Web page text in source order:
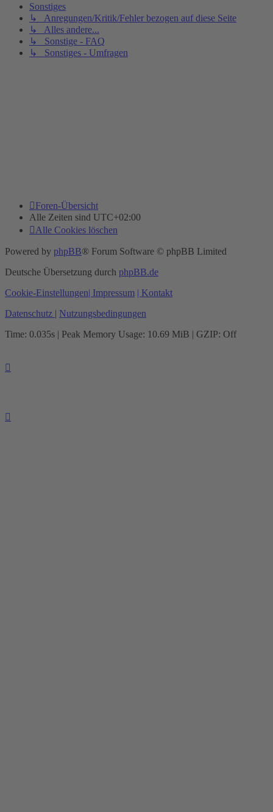
Sonstiges
↳ Anregungen/Kritik/Fehler bezogen auf diese Seite
↳ Alles andere...
↳ Sonstige - FAQ
↳ Sonstiges - Umfragen
Foren-Übersicht
Alle Zeiten sind UTC+02:00
Alle Cookies löschen
Powered by phpBB® Forum Software © phpBB Limited
Deutsche Übersetzung durch phpBB.de
Cookie-Einstellungen| Impressum | Kontakt
Datenschutz | Nutzungsbedingungen
Time: 0.035s | Peak Memory Usage: 10.69 MiB | GZIP: Off